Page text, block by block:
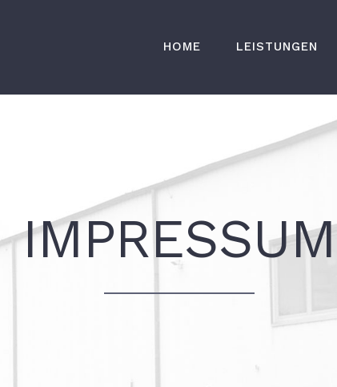
HOME LEISTUNGEN
IMPRESSUM